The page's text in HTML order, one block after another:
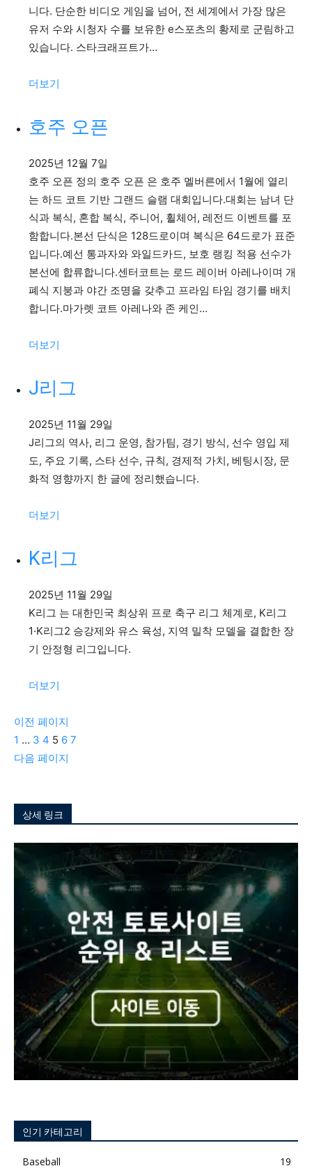
니다. 단순한 비디오 게임을 넘어, 전 세계에서 가장 많은
유저 수와 시청자 수를 보유한 e스포츠의 황제로 군림하고
있습니다. 스타크래프트가…
더보기
그
브
호주 오픈
2025년 12월 7일
호주 오픈 정의 호주 오픈 은 호주 멜버른에서 1월에 열리
는 하드 코트 기반 그랜드 슬램 대회입니다.대회는 남녀 단
식과 복식, 혼합 복식, 주니어, 휠체어, 레전드 이벤트를 포
함합니다.본선 단식은 128드로이며 복식은 64드로가 표준
입니다.예선 통과자와 와일드카드, 보호 랭킹 적용 선수가
본선에 합류합니다.센터코트는 로드 레이버 아레나이며 개
폐식 지붕과 야간 조명을 갖추고 프라임 타임 경기를 배치
합니다.마가렛 코트 아레나와 존 케인…
더보기
주
오
픈
J리그
2025년 11월 29일
J리그의 역사, 리그 운영, 참가팀, 경기 방식, 선수 영입 제
도, 주요 기록, 스타 선수, 규칙, 경제적 가치, 베팅시장, 문
화적 영향까지 한 글에 정리했습니다.
더보기
리
그
K리그
2025년 11월 29일
K리그 는 대한민국 최상위 프로 축구 리그 체계로, K리그
1·K리그2 승강제와 유스 육성, 지역 밀착 모델을 결합한 장
기 안정형 리그입니다.
더보기
리
그
이전 페이지
1 … 3 4 5 6 7
다음 페이지
상세 링크
인기 카테고리
Baseball
19